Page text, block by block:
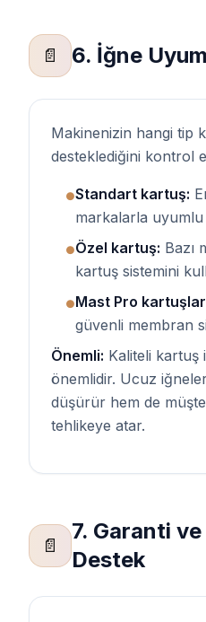
📄 6. İğne
Makinenizin hangi tip
desteklediğini kontrol
●Standart kartuş:
markalarla uyumlu
●Özel kartuş: Bazı
kartuş sistemini
●Mast Pro
güvenli membran
Önemli: Kaliteli kartuş
önemlidir. Ucuz
düşürür hem de
tehlikeye atar.
📄
7. Garanti ve
Destek